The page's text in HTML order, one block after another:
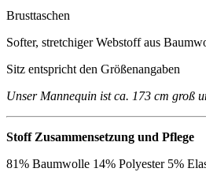
Brusttaschen
Softer, stretchiger Webstoff aus
Sitz entspricht den Größenangaben
Unser Mannequin ist ca. 173 cm groß
Stoff Zusammensetzung und Pflege
81% Baumwolle 14% Polyester 5%